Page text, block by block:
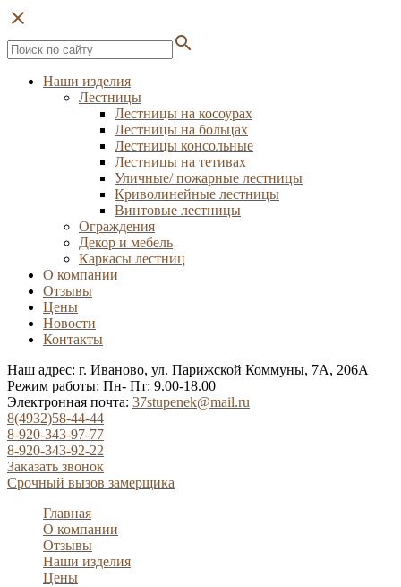
close
search
Наши изделия
Лестницы
Лестницы на косоурах
Лестницы на больцах
Лестницы консольные
Лестницы на тетивах
Уличные/ пожарные лестницы
Криволинейные лестницы
Винтовые лестницы
Ограждения
Декор и мебель
Каркасы лестниц
О компании
Отзывы
Цены
Новости
Контакты
Наш адрес: г. Иваново, ул. Парижской Коммуны, 7А, 206А
Режим работы: Пн- Пт: 9.00-18.00
Электронная почта: 37stupenek@mail.ru
8(4932)58-44-44
8-920-343-97-77
8-920-343-92-22
Заказать звонок
Срочный вызов замерщика
Главная
О компании
Отзывы
Наши изделия
Цены